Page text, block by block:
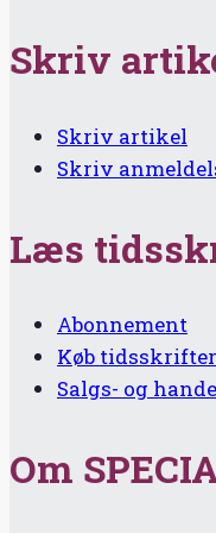
Skriv
Skriv artikel
Skriv
Læs
Abonnement
Køb
Salgs- og
Om